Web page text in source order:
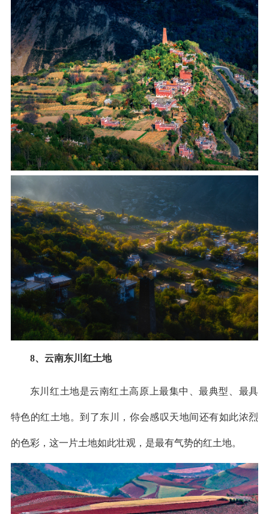
8、云南东川红土地
东川红土地是云南红土高原上最集中、最典型、最具
特色的红土地。到了东川，你会感叹天地间还有如此浓烈
的色彩，这一片土地如此壮观，是最有气势的红土地。